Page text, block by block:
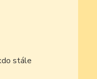
stále